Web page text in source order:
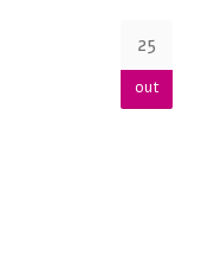
25
out